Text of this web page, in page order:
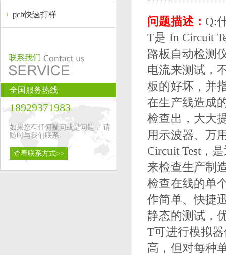
pcb快速打样
全国服务热线
18929371983
如果您有任何疑问或是问题， 请
随时与我们联系
查看联系方式>>
问题描述： Q:
T是 In Circuit
路板自动检测
电流来测试，
板的好坏，并
在生产线造成
检查出，大大
用示波器、万
Circuit Test，
来检查生产制
检查在线的单
作简单、快捷
静态的测试，
T可进行模拟
高，但对每种